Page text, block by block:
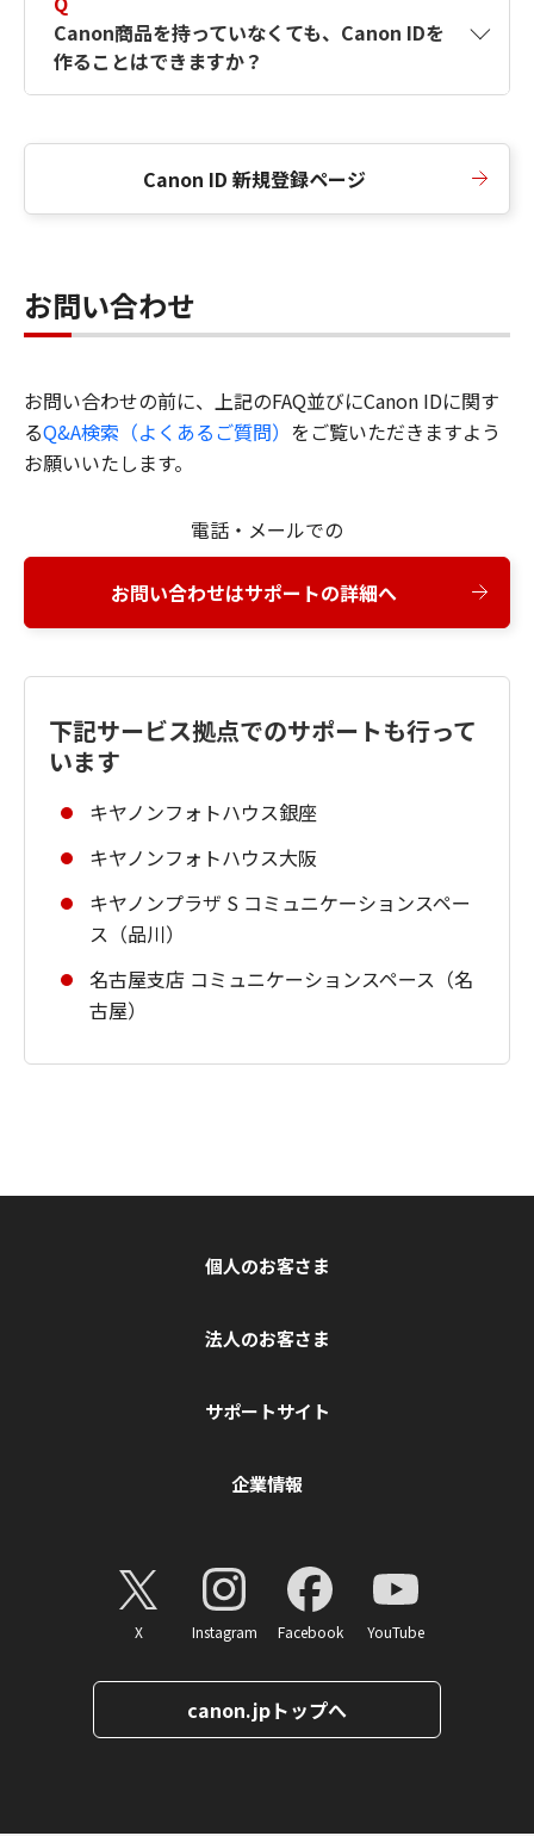
Canon商品を持っていなくても、Canon IDを
作ることはできますか？
Canon ID 新規登録ページ
お問い合わせ
お問い合わせの前に、上記のFAQ並びにCanon IDに関す
るQ&A検索（よくあるご質問） をご覧いただきますよう
お願いいたします。
電話・メールでの
お問い合わせはサポートの詳細へ
下記サービス拠点でのサポートも行って
います
キヤノンフォトハウス銀座
キヤノンフォトハウス大阪
キヤノンプラザ S コミュニケーションスペー
ス（品川）
名古屋支店 コミュニケーションスペース（名
古屋）
個人のお客さま
法人のお客さま
サポートサイト
企業情報
X Instagram Facebook YouTube
canon.jpトップへ